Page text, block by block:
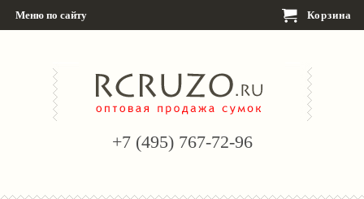
Меню по сайту Корзина
+7 (495) 767-72-96